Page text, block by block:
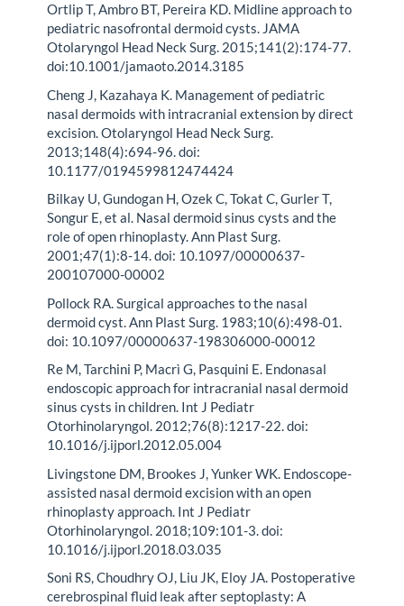
Ortlip T, Ambro BT, Pereira KD. Midline approach to
pediatric nasofrontal dermoid cysts. JAMA
Otolaryngol Head Neck Surg. 2015;141(2):174-77.
doi:10.1001/jamaoto.2014.3185
Cheng J, Kazahaya K. Management of pediatric
nasal dermoids with intracranial extension by direct
excision. Otolaryngol Head Neck Surg.
2013;148(4):694-96. doi:
10.1177/0194599812474424
Bilkay U, Gundogan H, Ozek C, Tokat C, Gurler T,
Songur E, et al. Nasal dermoid sinus cysts and the
role of open rhinoplasty. Ann Plast Surg.
2001;47(1):8-14. doi: 10.1097/00000637-
200107000-00002
Pollock RA. Surgical approaches to the nasal
dermoid cyst. Ann Plast Surg. 1983;10(6):498-01.
doi: 10.1097/00000637-198306000-00012
Re M, Tarchini P, Macrì G, Pasquini E. Endonasal
endoscopic approach for intracranial nasal dermoid
sinus cysts in children. Int J Pediatr
Otorhinolaryngol. 2012;76(8):1217-22. doi:
10.1016/j.ijporl.2012.05.004
Livingstone DM, Brookes J, Yunker WK. Endoscope-
assisted nasal dermoid excision with an open
rhinoplasty approach. Int J Pediatr
Otorhinolaryngol. 2018;109:101-3. doi:
10.1016/j.ijporl.2018.03.035
Soni RS, Choudhry OJ, Liu JK, Eloy JA. Postoperative
cerebrospinal fluid leak after septoplasty: A